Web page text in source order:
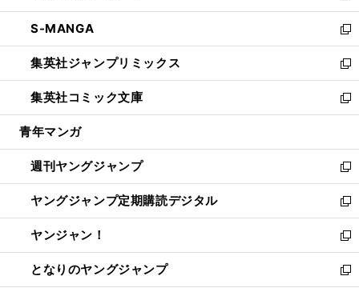
開
く
ウ
で
開
く
ン
ド
ウ
で
開
く
ウ
ィ
ン
ド
ウ
で
開
し
い
ウ
ィ
ン
ド
ウ
開
く
S-MANGA
新
し
い
ウ
ィ
ン
ウ
で
開
く
集英社ジャンプリミックス
新
し
い
ウ
ン
ド
ウ
で
開
く
集英社コミック文庫
新
し
ウ
ィ
ン
ド
ウ
で
開
く
青年マンガ
週刊ヤングジャンプ
新
し
い
ウ
ィ
ン
ド
ヤングジャンプ定期購読デジタル
新
し
い
ウ
ィ
ヤンジャン！
新
し
い
となりのヤングジャンプ
新